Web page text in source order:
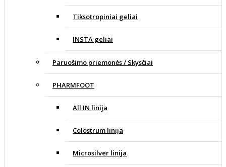
Tiksotropiniai geliai
INSTA geliai
Paruošimo priemonės / Skysčiai
PHARMFOOT
All IN linija
Colostrum linija
Microsilver linija